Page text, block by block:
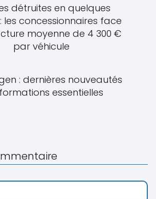
détruites en quelques
les concessionnaires face
moyenne de 4 300 €
par véhicule
: dernières nouveautés
essentielles